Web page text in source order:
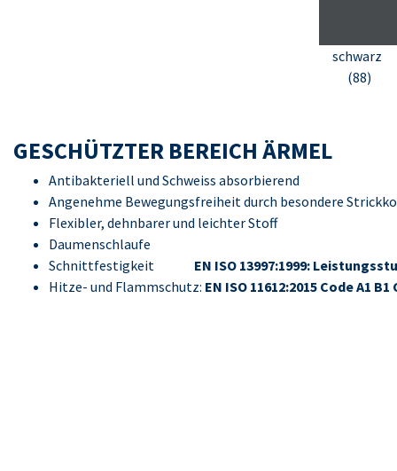
schwarz
(88)
GESCHÜTZTER BEREICH ÄRMEL
Antibakteriell und Schweiss absorbierend
Angenehme Bewegungsfreiheit durch besondere
Flexibler, dehnbarer und leichter Stoff
Daumenschlaufe
Schnittfestigkeit EN ISO 13997:1999:
Hitze- und Flammschutz: EN ISO 11612:2015 Code A1 B1